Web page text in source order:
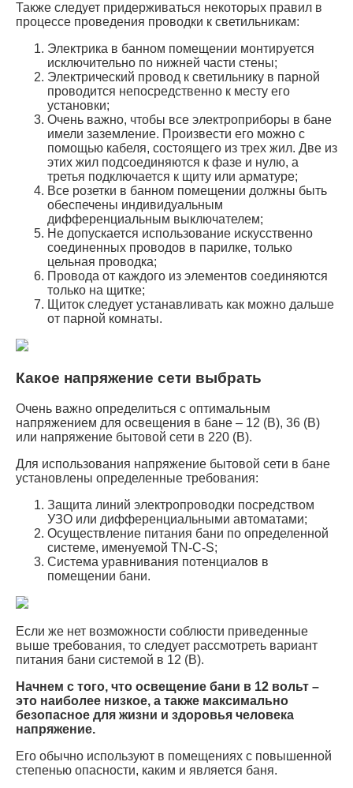
Также следует придерживаться некоторых правил в
процессе проведения проводки к светильникам:
Электрика в банном помещении монтируется
исключительно по нижней части стены;
Электрический провод к светильнику в парной
проводится непосредственно к месту его
установки;
Очень важно, чтобы все электроприборы в бане
имели заземление. Произвести его можно с
помощью кабеля, состоящего из трех жил. Две из
этих жил подсоединяются к фазе и нулю, а
третья подключается к щиту или арматуре;
Все розетки в банном помещении должны быть
обеспечены индивидуальным
дифференциальным выключателем;
Не допускается использование искусственно
соединенных проводов в парилке, только
цельная проводка;
Провода от каждого из элементов соединяются
только на щитке;
Щиток следует устанавливать как можно дальше
от парной комнаты.
Какое напряжение сети выбрать
Очень важно определиться с оптимальным
напряжением для освещения в бане – 12 (В), 36 (В)
или напряжение бытовой сети в 220 (В).
Для использования напряжение бытовой сети в бане
установлены определенные требования:
Защита линий электропроводки посредством
УЗО или дифференциальными автоматами;
Осуществление питания бани по определенной
системе, именуемой ТN-С-S;
Система уравнивания потенциалов в
помещении бани.
Если же нет возможности соблюсти приведенные
выше требования, то следует рассмотреть вариант
питания бани системой в 12 (В).
Начнем с того, что освещение бани в 12 вольт –
это наиболее низкое, а также максимально
безопасное для жизни и здоровья человека
напряжение.
Его обычно используют в помещениях с повышенной
степенью опасности, каким и является баня.